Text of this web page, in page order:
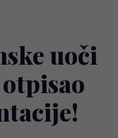
uoči